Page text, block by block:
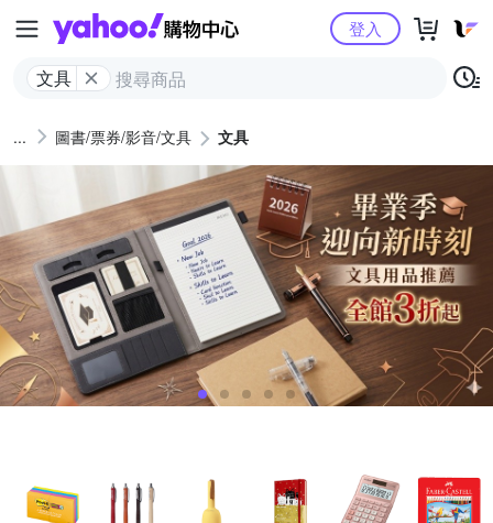
Yahoo購物中心
文具
登入
圖書/票券/影音/文具 文具